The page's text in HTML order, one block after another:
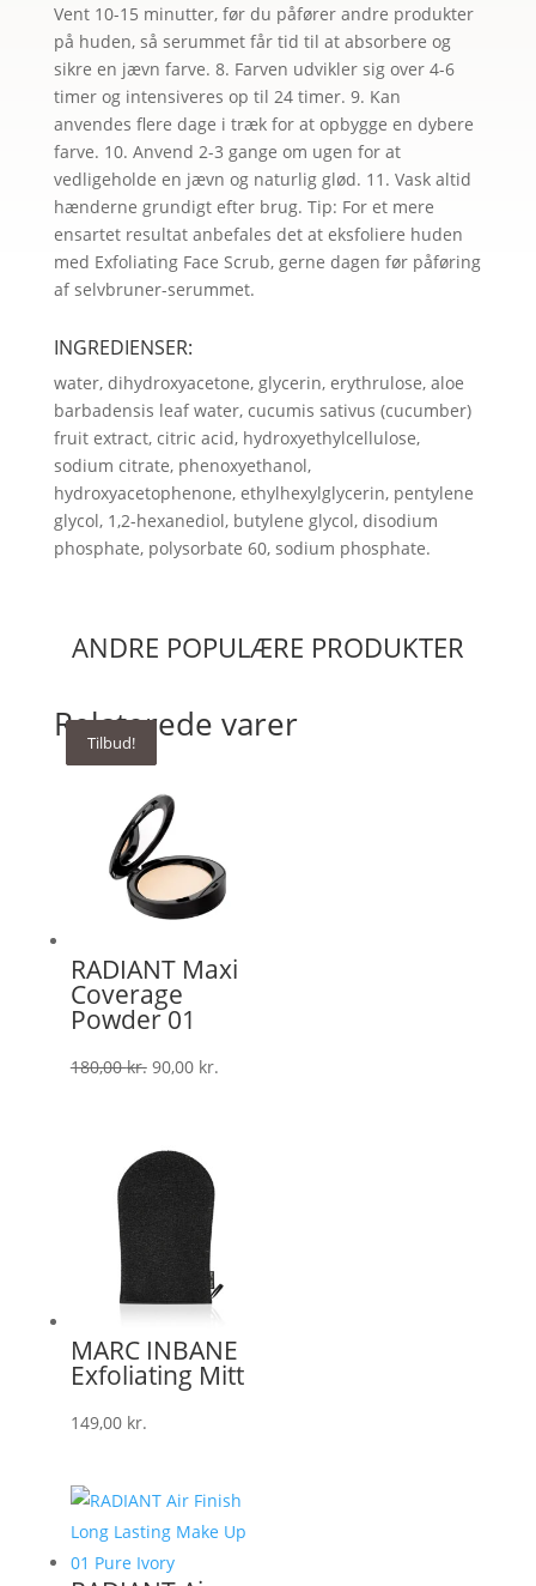
Vent 10-15 minutter, før du påfører andre produkter
på huden, så serummet får tid til at absorbere og
sikre en jævn farve. 8. Farven udvikler sig over 4-6
timer og intensiveres op til 24 timer. 9. Kan
anvendes flere dage i træk for at opbygge en dybere
farve. 10. Anvend 2-3 gange om ugen for at
vedligeholde en jævn og naturlig glød. 11. Vask altid
hænderne grundigt efter brug. Tip: For et mere
ensartet resultat anbefales det at eksfoliere huden
med Exfoliating Face Scrub, gerne dagen før påføring
af selvbruner-serummet.
INGREDIENSER:
water, dihydroxyacetone, glycerin, erythrulose, aloe
barbadensis leaf water, cucumis sativus (cucumber)
fruit extract, citric acid, hydroxyethylcellulose,
sodium citrate, phenoxyethanol,
hydroxyacetophenone, ethylhexylglycerin, pentylene
glycol, 1,2-hexanediol, butylene glycol, disodium
phosphate, polysorbate 60, sodium phosphate.
ANDRE POPULÆRE PRODUKTER
Relaterede varer
Tilbud!
RADIANT Maxi
Coverage
Powder 01
180,00kr. Den
var:
180,00 kr..
90,00 kr.
MARC INBANE
Exfoliating Mitt
149,00 kr.
Tilbud!
Tilbud!